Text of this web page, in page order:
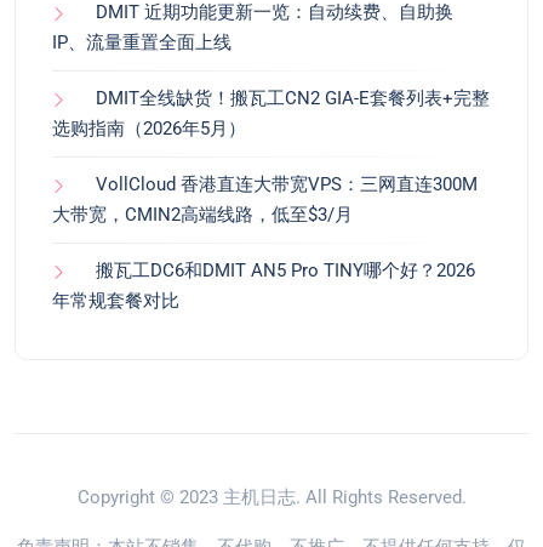
DMIT 近期功能更新一览：自动续费、自助换
IP、流量重置全面上线
DMIT全线缺货！搬瓦工CN2 GIA-E套餐列表+完整
选购指南（2026年5月）
VollCloud 香港直连大带宽VPS：三网直连300M
大带宽，CMIN2高端线路，低至$3/月
搬瓦工DC6和DMIT AN5 Pro TINY哪个好？2026
年常规套餐对比
Copyright © 2023 主机日志. All Rights Reserved.